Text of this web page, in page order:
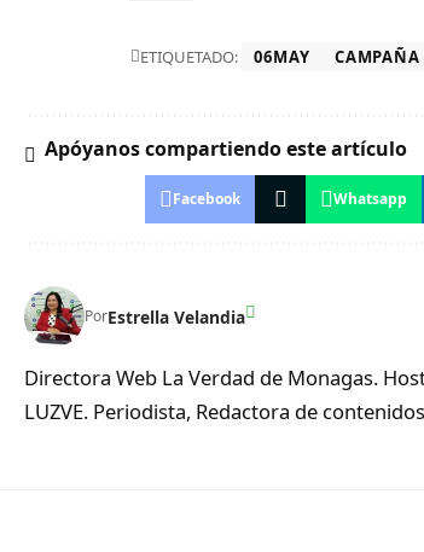
ETIQUETADO: 06MAY CAMPAÑA
Apóyanos compartiendo este artículo
Facebook Whatsapp
PorEstrella Velandia
Directora Web La Verdad de Monagas.
LUZVE. Periodista, Redactora de